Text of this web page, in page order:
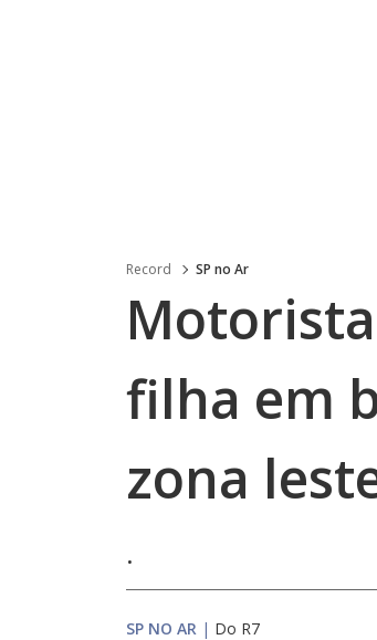
Record SP no Ar
filha em
zona
.
SP NO AR | Do R7